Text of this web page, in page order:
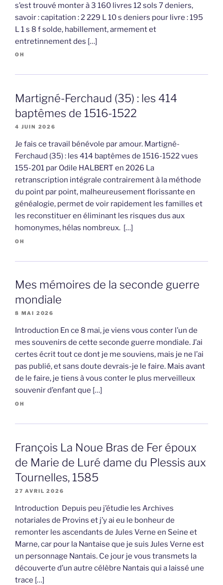
s’est trouvé monter à 3 160 livres 12 sols 7 deniers,
savoir : capitation : 2 229 L 10 s deniers pour livre : 195
L 1 s 8 f solde, habillement, armement et
entretinnement des […]
OH
Martigné-Ferchaud (35) : les 414
baptêmes de 1516-1522
4 JUIN 2026
Je fais ce travail bénévole par amour. Martigné-
Ferchaud (35) : les 414 baptêmes de 1516-1522 vues
155-201 par Odile HALBERT en 2026 La
retranscription intégrale contrairement à la méthode
du point par point, malheureusement florissante en
généalogie, permet de voir rapidement les familles et
les reconstituer en éliminant les risques dus aux
homonymes, hélas nombreux. […]
OH
Mes mémoires de la seconde guerre
mondiale
8 MAI 2026
Introduction En ce 8 mai, je viens vous conter l’un de
mes souvenirs de cette seconde guerre mondiale. J’ai
certes écrit tout ce dont je me souviens, mais je ne l’ai
pas publié, et sans doute devrais-je le faire. Mais avant
de le faire, je tiens à vous conter le plus merveilleux
souvenir d’enfant que […]
OH
François La Noue Bras de Fer époux
de Marie de Luré dame du Plessis aux
Tournelles, 1585
27 AVRIL 2026
Introduction Depuis peu j’étudie les Archives
notariales de Provins et j’y ai eu le bonheur de
remonter les ascendants de Jules Verne en Seine et
Marne, car pour la Nantaise que je suis Jules Verne est
un personnage Nantais. Ce jour je vous transmets la
découverte d’un autre célèbre Nantais qui a laissé une
trace […]